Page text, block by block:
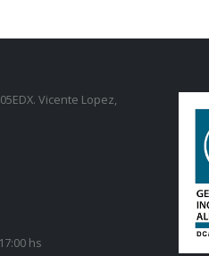
Vicente Lopez,
hs